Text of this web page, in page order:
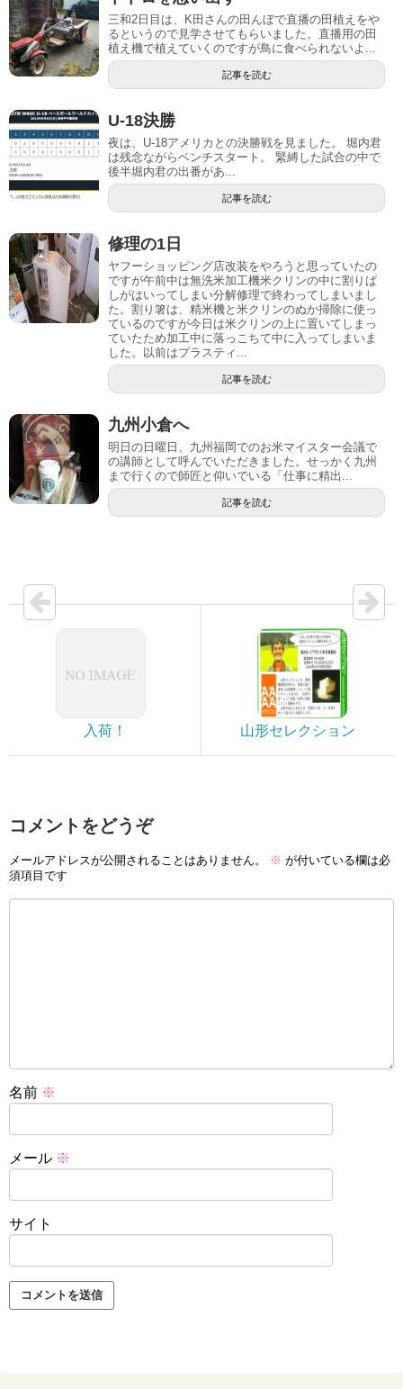
三和2日目は、K田さんの田んぼで直播の田植えをや
るというので見学させてもらいました。直播用の田
植え機で植えていくのですが鳥に食べられないよ...
記事を読む
U-18決勝
夜は、U-18アメリカとの決勝戦を見ました。 堀内君
は残念ながらベンチスタート。 緊縛した試合の中で
後半堀内君の出番があ...
記事を読む
修理の1日
ヤフーショッピング店改装をやろうと思っていたの
ですが午前中は無洗米加工機米クリンの中に割りば
しがはいってしまい分解修理で終わってしまいまし
た。割り箸は、精米機と米クリンのぬか掃除に使っ
ているのですが今日は米クリンの上に置いてしまっ
ていたため加工中に落っこちて中に入ってしまいま
した。以前はプラスティ...
記事を読む
九州小倉へ
明日の日曜日、九州福岡でのお米マイスター会議で
の講師として呼んでいただきました。せっかく九州
まで行くので師匠と仰いでいる「仕事に精出...
記事を読む
入荷！ 山形セレクション
コメントをどうぞ
メールアドレスが公開されることはありません。 ※ が付いている欄は必
須項目です
名前 ※
メール ※
サイト